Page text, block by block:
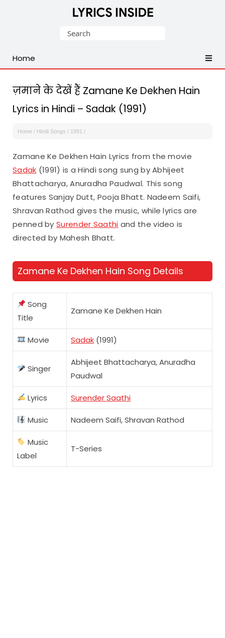
Malayalam,
English,
Songs
Lyrics
Search
Home
ज़माने के देखें हैं Zamane Ke Dekhen Hain
Lyrics in Hindi – Sadak (1991)
Home / Hindi Songs / 1991 /
Zamane Ke Dekhen Hain Lyrics from the movie
Sadak (1991) is a Hindi song sung by Abhijeet
Bhattacharya, Anuradha Paudwal. This song
features Sanjay Dutt, Pooja Bhatt. Nadeem Saifi,
Shravan Rathod gives the music, while lyrics are
penned bySurender Saathi and the video is
directed by Mahesh Bhatt.
Zamane Ke Dekhen Hain Song Details
Song
Title
Zamane Ke Dekhen Hain
Movie Sadak (1991)
Singer
Abhijeet Bhattacharya, Anuradha
Paudwal
Lyrics Surender Saathi
Music Nadeem Saifi, Shravan Rathod
Music
Label
T-Series